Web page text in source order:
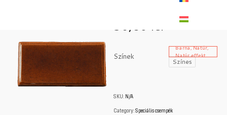
30,86 lei
Színek
Barna, Natúr,
Natúr effekt
Színes
SKU: N/A
Category:Speciális csempék